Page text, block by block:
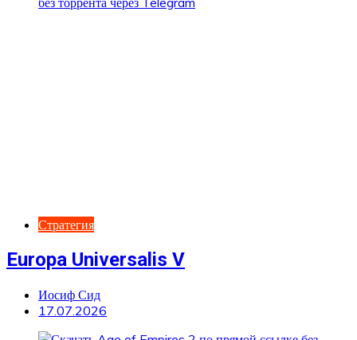
Стратегия
Europa Universalis V
Иосиф Сид
17.07.2026